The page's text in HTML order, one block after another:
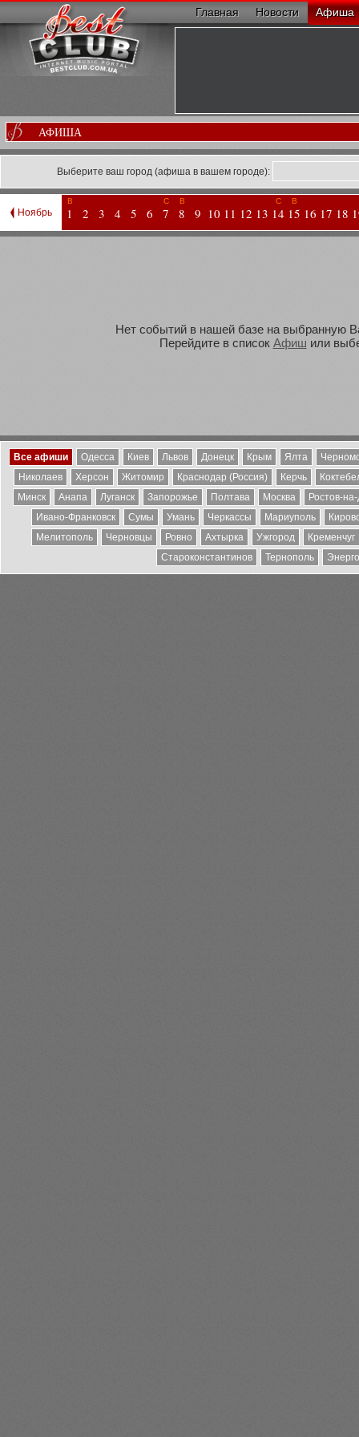
Главная Новости Афиша
АФИША
Выберите ваш город (афиша в вашем городе):
Ноябрь
В
1 2 3 4 5 6
С
7
В
8 9 10 11 12 13
С
14
В
15 16 17 18
Нет событий в нашей базе на выбранную
Перейдите в список Афиш или
Все афиши Одесса Киев Львов Донецк Крым Ялта
Николаев
Херсон Житомир Краснодар (Россия) Керчь
Минск
Анапа Луганск Запорожье Полтава Москва
Ростов-
Ивано-Франковск
Сумы Умань Черкассы Мариуполь
Мелитополь
Черновцы Ровно Ахтырка Ужгород
Кременчуг
Староконстантинов
Тернополь